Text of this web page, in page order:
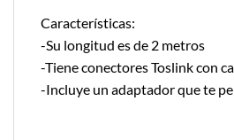
Características:
-Su longitud es de 2 metros
-Tiene conectores Toslink con
-Incluye un adaptador que te